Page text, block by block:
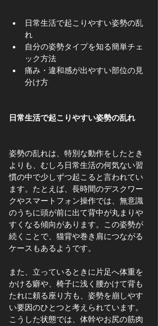
日常生活で起こりやすい姿勢の乱
れ
自分の姿勢タイプを知る簡単チェ
ック方法
痛み・違和感が出やすい部位の見
分け方
日常生活で起こりやすい姿勢の乱れ
姿勢の乱れは、特別な動作をしたとき
よりも、むしろ日常生活の何気ない習
慣の中で少しずつ起こると言われてい
ます。たとえば、長時間のデスクワー
クやスマートフォン操作では、無意識
のうちに頭が前に出て背中が丸まりや
すくなる傾向があります。この姿勢が
続くことで、猫背や巻き肩につながる
ケースもあるようです。
また、立っているときに片足へ体重を
かける癖や、椅子に浅く腰かけて背も
たれに頼る座り方も、姿勢を崩しやす
い要因のひとつと考えられています。
こうした状態では、体幹やお尻の筋肉